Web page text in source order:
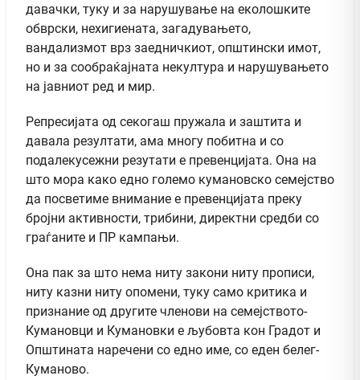
давачки, туку и за нарушување на еколошките
обврски, нехигиената, загадувањето,
вандализмот врз заедничкиот, општински имот,
но и за сообраќајната некултура и нарушувањето
на јавниот ред и мир.
Репресијата од секогаш пружала и заштита и
давала резултати, ама многу побитна и со
подалекусежни резутати е превенцијата. Она на
што мора како едно големо кумановско семејство
да посветиме внимание е превенцијата преку
бројни активности, трибини, директни средби со
граѓаните и ПР кампањи.
Она пак за што нема ниту закони ниту прописи,
ниту казни ниту опомени, туку само критика и
признание од другите членови на семејството-
Кумановци и Кумановки е љубовта кон Градот и
Општината наречени со едно име, со еден белег-
Куманово.